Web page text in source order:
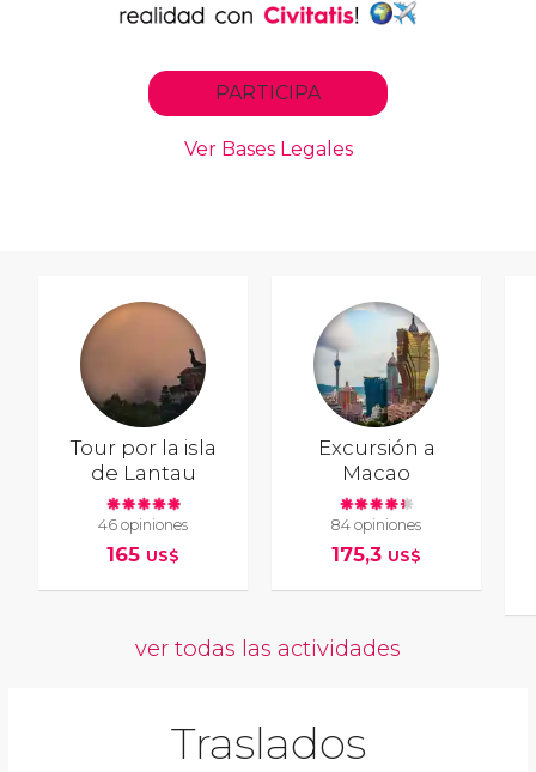
Tour por la isla
de Lantau
46 opiniones
165 US$
Excursión a
Macao
84 opiniones
175,3 US$
ver todas las actividades
Traslados